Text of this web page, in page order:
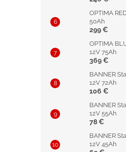
OPTIMA
50Ah
299 €
OPTIMA
12V 75Ah
369 €
BANNER
12V 72Ah
106 €
BANNER
12V 55Ah
78 €
BANNER
12V 45Ah